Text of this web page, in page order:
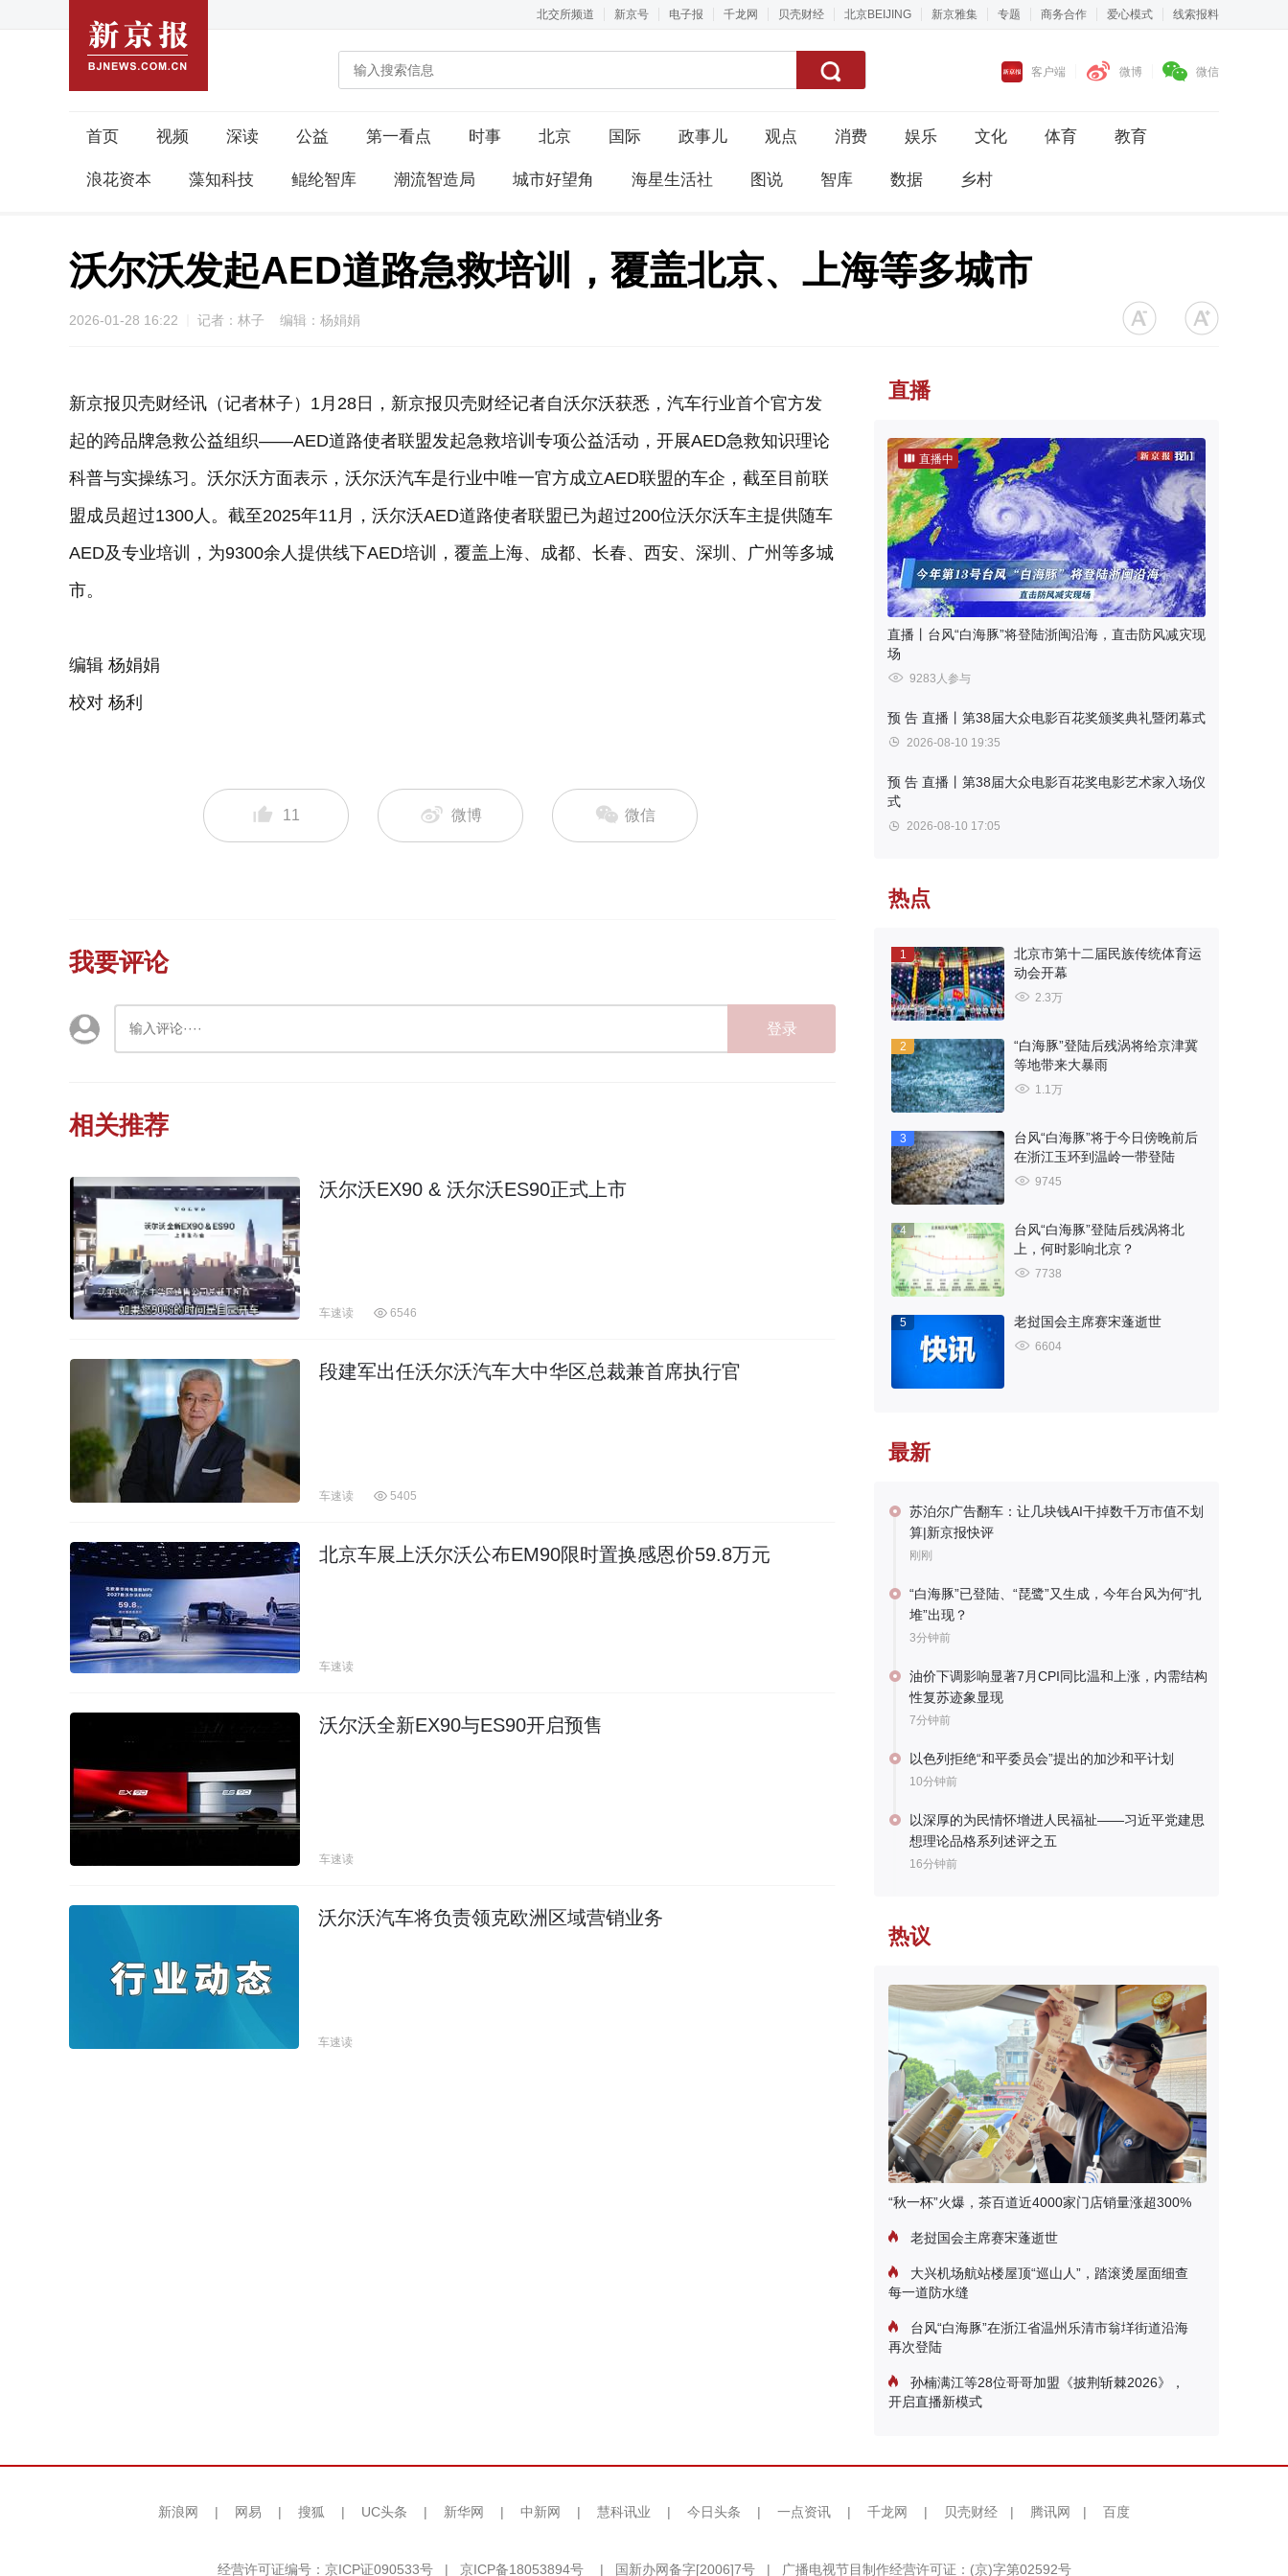
北交所频道 新京号 电子报 千龙网 贝壳财经 北京BEIJING 新京雅集 专题 商务合作 爱心模式 线索报料
客户端 微博 微信
首页 视频 深读 公益 第一看点 时事 北京 国际 政事儿 观点 消费 娱乐 文化 体育 教育
浪花资本 藻知科技 鲲纶智库 潮流智造局 城市好望角 海星生活社 图说 智库 数据 乡村
沃尔沃发起AED道路急救培训，覆盖北京、上海等多城市
2026-01-28 16:22 记者：林子 编辑：杨娟娟
新京报贝壳财经讯（记者林子）1月28日，新京报贝壳财经记者自沃尔沃获悉，汽车行业首个官方发
起的跨品牌急救公益组织——AED道路使者联盟发起急救培训专项公益活动，开展AED急救知识理论
科普与实操练习。沃尔沃方面表示，沃尔沃汽车是行业中唯一官方成立AED联盟的车企，截至目前联
盟成员超过1300人。截至2025年11月，沃尔沃AED道路使者联盟已为超过200位沃尔沃车主提供随车
AED及专业培训，为9300余人提供线下AED培训，覆盖上海、成都、长春、西安、深圳、广州等多城
市。
编辑 杨娟娟
校对 杨利
11 微博 微信
我要评论
登录
相关推荐
沃尔沃EX90 & 沃尔沃ES90正式上市
车速读 6546
段建军出任沃尔沃汽车大中华区总裁兼首席执行官
车速读 5405
北京车展上​沃尔沃公布EM90限时置换感恩价59.8万元
车速读
沃尔沃全新EX90与ES90开启预售
车速读
沃尔沃汽车将负责领克欧洲区域营销业务
车速读
直播
直播中
直播丨台风“白海豚”将登陆浙闽沿海，直击防风减灾现
场
9283人参与
预 告 直播丨第38届大众电影百花奖颁奖典礼暨闭幕式
2026-08-10 19:35
预 告 直播丨第38届大众电影百花奖电影艺术家入场仪
式
2026-08-10 17:05
热点
1
北京市第十二届民族传统体育运
动会开幕
2.3万
2
“白海豚”登陆后残涡将给京津冀
等地带来大暴雨
1.1万
3
台风“白海豚”将于今日傍晚前后
在浙江玉环到温岭一带登陆
9745
4
台风“白海豚”登陆后残涡将北
上，何时影响北京？
7738
5 老挝国会主席赛宋蓬逝世
6604
最新
苏泊尔广告翻车：让几块钱AI干掉数千万市值不划
算|新京报快评
刚刚
“白海豚”已登陆、“琵鹭”又生成，今年台风为何“扎
堆”出现？
3分钟前
油价下调影响显著7月CPI同比温和上涨，内需结构
性复苏迹象显现
7分钟前
以色列拒绝“和平委员会”提出的加沙和平计划
10分钟前
以深厚的为民情怀增进人民福祉——习近平党建思
想理论品格系列述评之五
16分钟前
热议
“秋一杯”火爆，茶百道近4000家门店销量涨超300%
老挝国会主席赛宋蓬逝世
大兴机场航站楼屋顶“巡山人”，踏滚烫屋面细查
每一道防水缝
台风“白海豚”在浙江省温州乐清市翁垟街道沿海
再次登陆
孙楠满江等28位哥哥加盟《披荆斩棘2026》，
开启直播新模式
新浪网 | 网易 | 搜狐 | UC头条 | 新华网 | 中新网 | 慧科讯业 | 今日头条 | 一点资讯 | 千龙网 | 贝壳财经 | 腾讯网 | 百度
经营许可证编号：京ICP证090533号 | 京ICP备18053894号 | 国新办网备字[2006]7号 | 广播电视节目制作经营许可证：(京)字第02592号